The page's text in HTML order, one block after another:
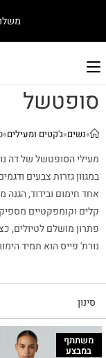
סופטשל
»נשים»ג'קטים ומעילים»
מעילי הסופטשל של דה
במגוון גזרות צבעים
אחד חימום ובידוד,
קלים וקומפקטיים
פתרון מושלם לטיולים,
נורת' פייס הוא תמיד
סינון
משתתף
במבצע